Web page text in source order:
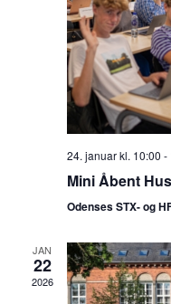
24. januar kl. 10:00 -
Mini Åbent Hus
Odenses STX- og
JAN
22
2026